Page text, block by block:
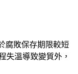
腐敗保存期限較短
失溫導致變質外，